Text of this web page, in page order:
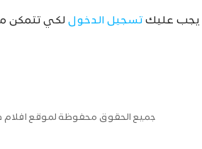
يجب عليك تسجيل الدخول لكي تتمكن
جميع الحقوق محفوظة لموقع افلام